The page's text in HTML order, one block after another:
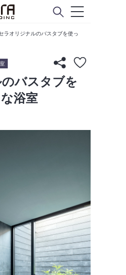
ラオリジナルのバスタブを使っ
バスタブを
浴室